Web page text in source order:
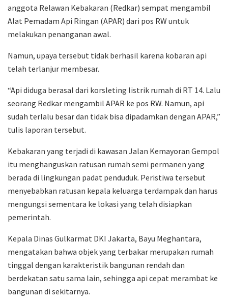
anggota Relawan Kebakaran (Redkar) sempat mengambil
Alat Pemadam Api Ringan (APAR) dari pos RW untuk
melakukan penanganan awal.
Namun, upaya tersebut tidak berhasil karena kobaran api
telah terlanjur membesar.
“Api diduga berasal dari korsleting listrik rumah di RT 14. Lalu
seorang Redkar mengambil APAR ke pos RW. Namun, api
sudah terlalu besar dan tidak bisa dipadamkan dengan APAR,”
tulis laporan tersebut.
Kebakaran yang terjadi di kawasan Jalan Kemayoran Gempol
itu menghanguskan ratusan rumah semi permanen yang
berada di lingkungan padat penduduk. Peristiwa tersebut
menyebabkan ratusan kepala keluarga terdampak dan harus
mengungsi sementara ke lokasi yang telah disiapkan
pemerintah.
Kepala Dinas Gulkarmat DKI Jakarta, Bayu Meghantara,
mengatakan bahwa objek yang terbakar merupakan rumah
tinggal dengan karakteristik bangunan rendah dan
berdekatan satu sama lain, sehingga api cepat merambat ke
bangunan di sekitarnya.